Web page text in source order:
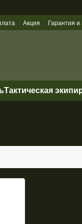
Акция Гарантия и
Тактическая